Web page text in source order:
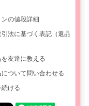
の値段詳細
法に基づく表記（返品
友達に教える
について問い合わせる
ける